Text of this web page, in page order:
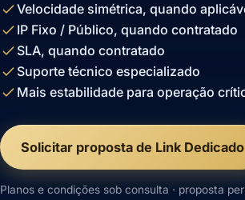
Velocidade simétrica, quando
IP Fixo / Público, quando contratado
SLA, quando contratado
Suporte técnico especializado
Mais estabilidade para operação
Solicitar proposta de Link Dedicado
Planos e condições sob consulta · proposta